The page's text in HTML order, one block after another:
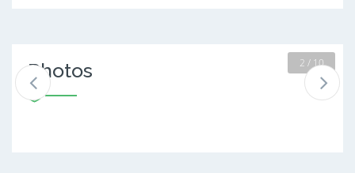
Photos 2 / 10